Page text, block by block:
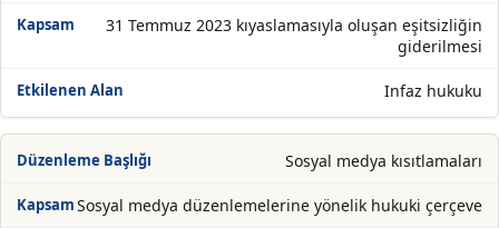
31 Temmuz 2023 kıyaslamasıyla oluşan eşitsizliğin
giderilmesi
Infaz hukuku
Sosyal medya kısıtlamaları
Sosyal medya düzenlemelerine yönelik hukuki çerçeve